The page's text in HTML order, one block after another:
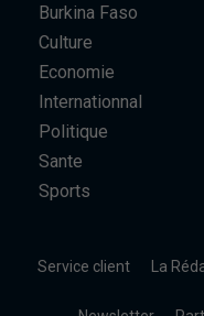
Burkina Faso
Culture
Economie
Internationnal
Politique
Sante
Sports
Service client La